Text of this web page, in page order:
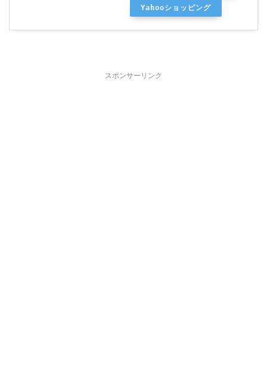
Yahooショッピング
スポンサーリンク